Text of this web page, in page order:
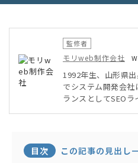
監修者
モリweb制作会社
1992年生、山形県
でシステム開発会
ランスとしてSEO
目次 この記事の見出し